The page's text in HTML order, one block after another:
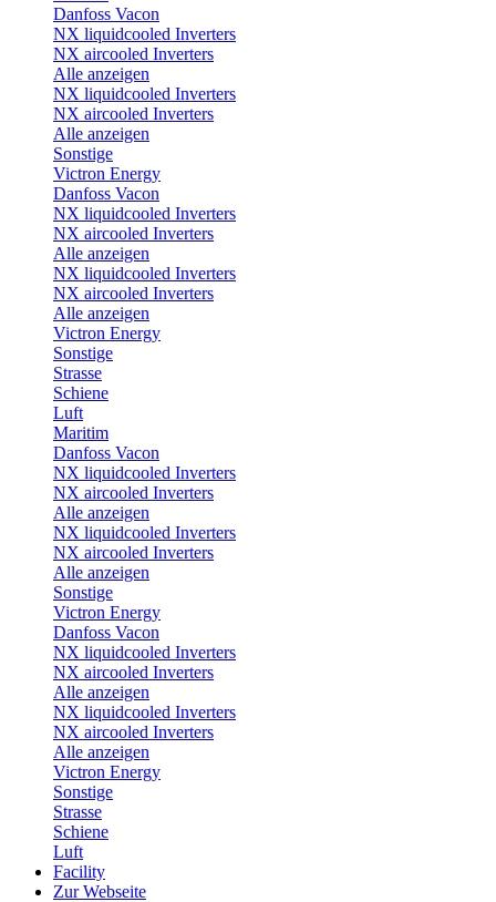
Danfoss Vacon
NX liquidcooled Inverters
NX aircooled Inverters
Alle anzeigen
NX liquidcooled Inverters
NX aircooled Inverters
Alle anzeigen
Sonstige
Victron Energy
Danfoss Vacon
NX liquidcooled Inverters
NX aircooled Inverters
Alle anzeigen
NX liquidcooled Inverters
NX aircooled Inverters
Alle anzeigen
Victron Energy
Sonstige
Strasse
Schiene
Luft
Maritim
Danfoss Vacon
NX liquidcooled Inverters
NX aircooled Inverters
Alle anzeigen
NX liquidcooled Inverters
NX aircooled Inverters
Alle anzeigen
Sonstige
Victron Energy
Danfoss Vacon
NX liquidcooled Inverters
NX aircooled Inverters
Alle anzeigen
NX liquidcooled Inverters
NX aircooled Inverters
Alle anzeigen
Victron Energy
Sonstige
Strasse
Schiene
Luft
Facility
Zur Webseite